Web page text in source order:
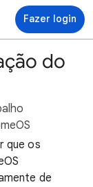
Fazer login
do
que os
de